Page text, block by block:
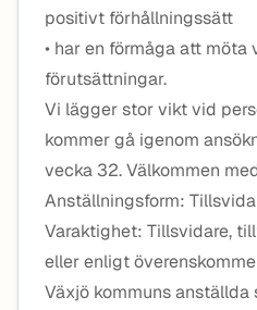
positivt förhållningssätt
• har en förmåga att
förutsättningar.
Vi lägger stor vikt vid
kommer gå igenom
vecka 32. Välkommen
Anställningsform:
Varaktighet: Tillsvidare,
eller enligt
Växjö kommuns anställda